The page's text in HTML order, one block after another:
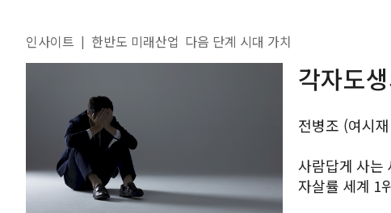
연구 주제와 과제
이제는 피지컬
원리를 찾을 수
AI가 바꿔가는 노
2026.01.26
인사이트 | 한반도 미래산업 다음 단계 시대 가치
각자도
전병조 (여시
사람답게 사는
자살률 세계 1위 경